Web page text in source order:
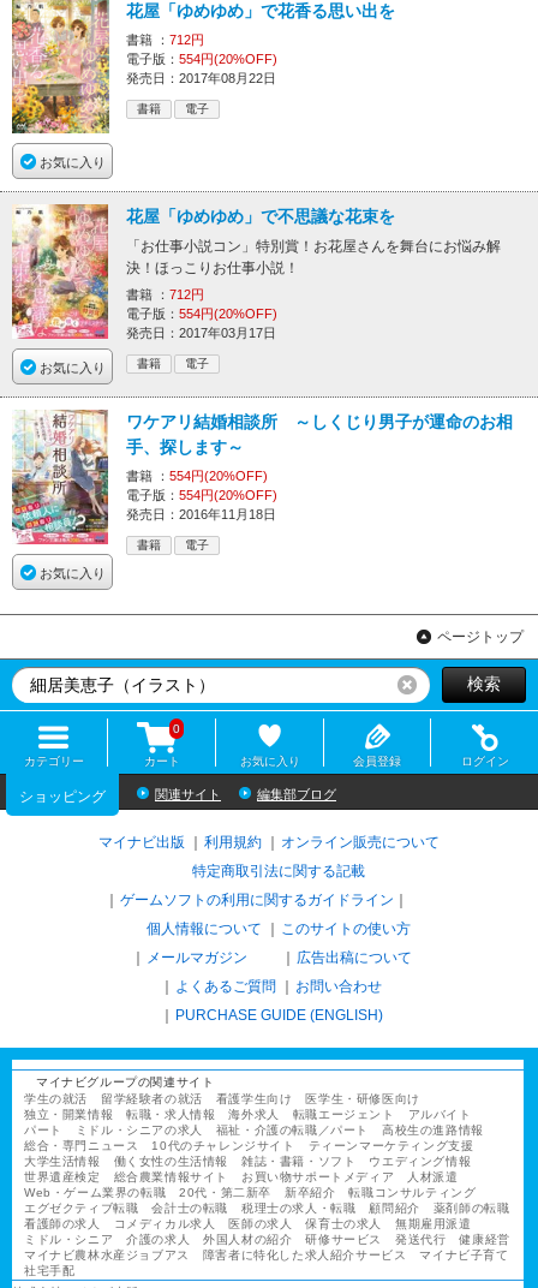
お気に入り
花屋「ゆめゆめ」で花香る思い出を
書籍 ： 712円
電子版： 554円(20%OFF)
発売日：2017年08月22日
書籍 電子
お気に入り
花屋「ゆめゆめ」で不思議な花束を
「お仕事小説コン」特別賞！お花屋さんを舞台にお悩み解
決！ほっこりお仕事小説！
書籍 ： 712円
電子版： 554円(20%OFF)
発売日：2017年03月17日
書籍 電子
お気に入り
ワケアリ結婚相談所 ～しくじり男子が運命のお相
手、探します～
書籍 ： 554円(20%OFF)
電子版： 554円(20%OFF)
発売日：2016年11月18日
書籍 電子
ページトップ
リセット検索
カテゴリー カート
0
お気に入り 会員登録 ログイン
ショッピング 関連サイト 編集部ブログ
マイナビ出版 利用規約
オンライン販売について
特定商取引法に関する記載
ゲームソフトの利用に関するガイドライン
個人情報について
このサイトの使い方
メールマガジン
広告出稿について
よくあるご質問
お問い合わせ
PURCHASE GUIDE (ENGLISH)
マイナビグループの関連サイト
学生の就活
留学経験者の就活 看護学生向け
医学生・研修医向け
独立・開業情報
転職・求人情報 海外求人 転職エージェント
アルバイト
パート
ミドル・シニアの求人 福祉・介護の転職／パート
高校生の進路情報
総合・専門ニュース
10代のチャレンジサイト
ティーンマーケティング支援
大学生活情報
働く女性の生活情報 雑誌・書籍・ソフト
ウエディング情報
世界遺産検定
総合農業情報サイト お買い物サポートメディア
人材派遣
Web・ゲーム業界の転職
20代・第二新卒 新卒紹介
転職コンサルティング
エグゼクティブ転職
会計士の転職 税理士の求人・転職 顧問紹介
薬剤師の転職
看護師の求人
コメディカル求人 医師の求人 保育士の求人
無期雇用派遣
ミドル・シニア
介護の求人 外国人材の紹介 研修サービス 発送代行
健康経営
マイナビ農林水産ジョブアス
障害者に特化した求人紹介サービス
マイナビ子育て
社宅手配